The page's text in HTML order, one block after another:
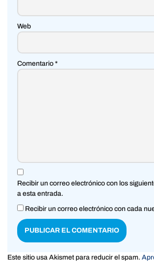
Web
Comentario *
Recibir un correo electrónico con los
a esta entrada.
Recibir un correo electrónico con cada
Este sitio usa Akismet para reducir el spam.